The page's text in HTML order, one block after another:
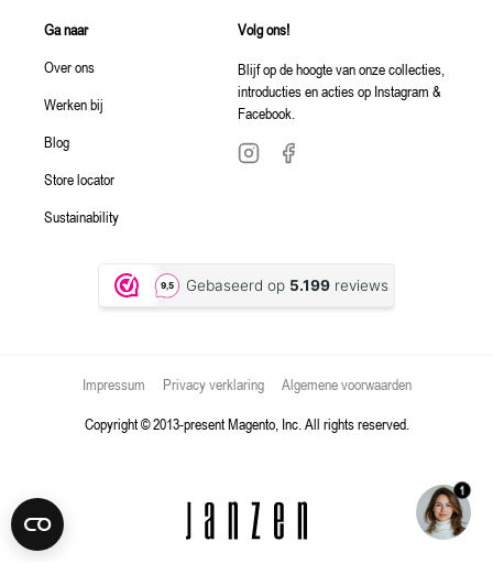
Ga naar
Over ons
Werken bij
Blog
Store locator
Sustainability
Volg ons!
Blijf op de hoogte van onze collecties,
introducties en acties op Instagram &
Facebook.
Impressum Privacy verklaring Algemene voorwaarden
Copyright © 2013-present Magento, Inc. All rights reserved.
1